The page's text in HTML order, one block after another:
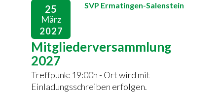
Mitglied werden
Fotogalerie
Presse
Links
25
März
2027
SVP Ermatingen-Salenstein
Mitgliederversammlung
2027
Treffpunk: 19:00h - Ort wird mit
Einladungsschreiben erfolgen.